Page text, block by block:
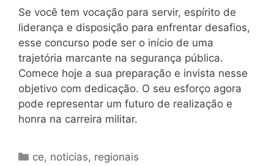
Se você tem vocação para servir, espírito de
liderança e disposição para enfrentar desafios,
esse concurso pode ser o início de uma
trajetória marcante na segurança pública.
Comece hoje a sua preparação e invista nesse
objetivo com dedicação. O seu esforço agora
pode representar um futuro de realização e
honra na carreira militar.
Categorias
ce, noticias, regionais